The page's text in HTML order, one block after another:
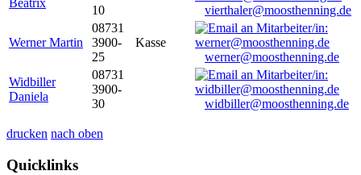
Beatrix
10
vierthaler@moosthenning.de
Werner Martin
08731
3900-
25
Kasse
werner@moosthenning.de
Widbiller
Daniela
08731
3900-
30
widbiller@moosthenning.de
drucken nach oben
Quicklinks